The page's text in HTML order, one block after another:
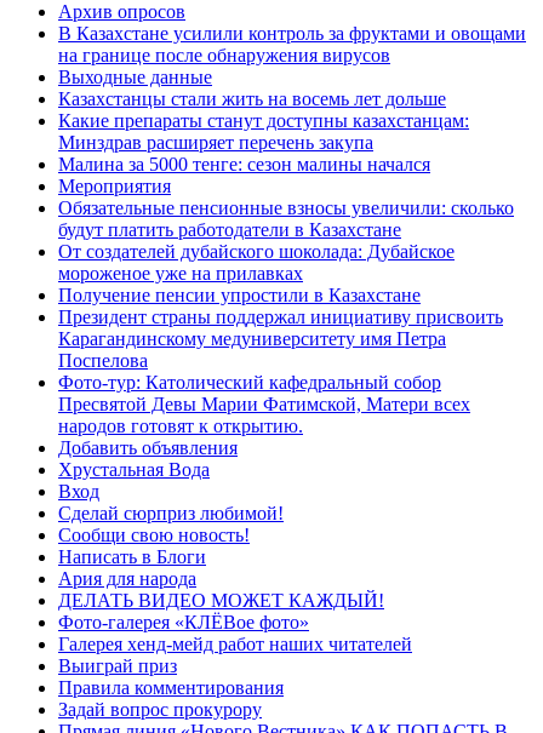
Архив опросов
В Казахстане усилили контроль за фруктами и овощами
на границе после обнаружения вирусов
Выходные данные
Казахстанцы стали жить на восемь лет дольше
Какие препараты станут доступны казахстанцам:
Минздрав расширяет перечень закупа
Малина за 5000 тенге: сезон малины начался
Мероприятия
Обязательные пенсионные взносы увеличили: сколько
будут платить работодатели в Казахстане
От создателей дубайского шоколада: Дубайское
мороженое уже на прилавках
Получение пенсии упростили в Казахстане
Президент страны поддержал инициативу присвоить
Карагандинскому медуниверситету имя Петра
Поспелова
Фото-тур: Католический кафедральный собор
Пресвятой Девы Марии Фатимской, Матери всех
народов готовят к открытию.
Добавить объявления
Хрустальная Вода
Вход
Сделай сюрприз любимой!
Сообщи свою новость!
Написать в Блоги
Ария для народа
ДЕЛАТЬ ВИДЕО МОЖЕТ КАЖДЫЙ!
Фото-галерея «КЛЁВое фото»
Галерея хенд-мейд работ наших читателей
Выиграй приз
Правила комментирования
Задай вопрос прокурору